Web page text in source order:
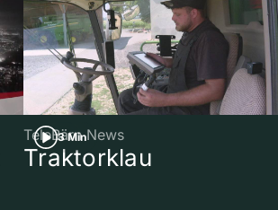
3 Min
TeleBärn News
Traktorklau